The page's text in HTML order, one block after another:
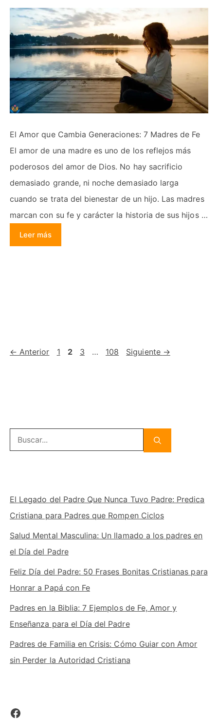
El Amor que Cambia Generaciones: 7 Madres de Fe
El amor de una madre es uno de los reflejos más
poderosos del amor de Dios. No hay sacrificio
demasiado grande, ni noche demasiado larga
cuando se trata del bienestar de un hijo. Las madres
marcan con su fe y carácter la historia de sus hijos …
Leer más
← Anterior Página
1 Página
2 Página
3 … Página
108 Siguiente →
Buscar:
El Legado del Padre Que Nunca Tuvo Padre: Predica
Cristiana para Padres que Rompen Ciclos
Salud Mental Masculina: Un llamado a los padres en
el Día del Padre
Feliz Día del Padre: 50 Frases Bonitas Cristianas para
Honrar a Papá con Fe
Padres en la Biblia: 7 Ejemplos de Fe, Amor y
Enseñanza para el Día del Padre
Padres de Familia en Crisis: Cómo Guiar con Amor
sin Perder la Autoridad Cristiana
Facebook